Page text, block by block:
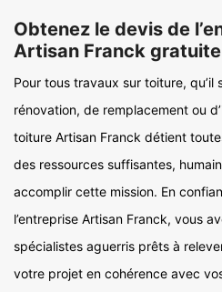
Obtenez le devis de
Artisan Franck
Pour tous travaux sur toiture, qu’il
rénovation, de remplacement ou
toiture Artisan Franck détient
des ressources suffisantes,
accomplir cette mission. En
l’entreprise Artisan Franck, vous
spécialistes aguerris prêts à
votre projet en cohérence avec